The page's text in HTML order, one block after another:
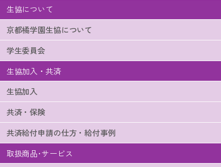
生協について
京都橘学園生協について
学生委員会
生協加入・共済
生協加入
共済・保険
共済給付申請の仕方・給付事例
取扱商品･サービス